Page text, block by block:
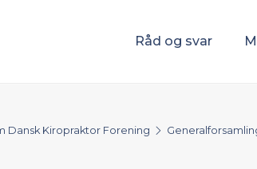
Råd og svar
Dansk Kiropraktor Forening